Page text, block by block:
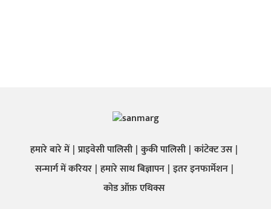
हमारे बारे में प्राइवेसी पालिसी कुकी पालिसी कांटेक्ट उस
सन्मार्ग में करियर हमारे साथ बिज्ञापन इतर इनफार्मेशन
कोड ऑफ़ एथिक्स